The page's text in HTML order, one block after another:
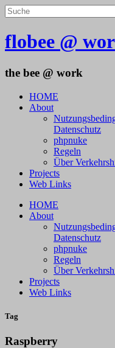
flobee @
the bee @ work
HOME
About
Datenschutz
phpnuke
Regeln
Über
Projects
Web Links
HOME
About
Datenschutz
phpnuke
Regeln
Über
Projects
Web Links
Tag
Raspberry